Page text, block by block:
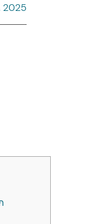
2025